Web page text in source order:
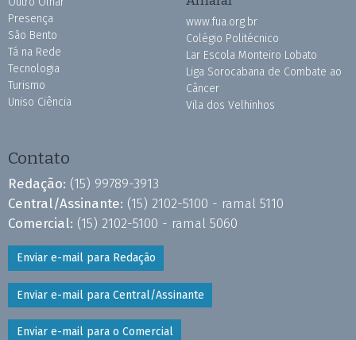
Presença
São Bento
Tá na Rede
Tecnologia
Turismo
Uniso Ciência
www.fua.org.br
Colégio Politécnico
Lar Escola Monteiro Lobato
Liga Sorocabana de Combate ao
Câncer
Vila dos Velhinhos
Contato
Redação: (15) 99789-3913
Central/Assinante: (15) 2102-5100 - ramal 5110
Comercial: (15) 2102-5100 - ramal 5060
Enviar e-mail para Redação
Enviar e-mail para Central/Assinante
Enviar e-mail para o Comercial